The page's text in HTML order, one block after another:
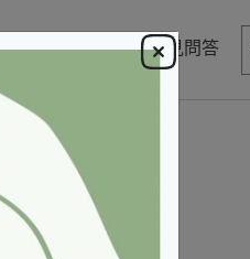
寫真與映像 常見問答